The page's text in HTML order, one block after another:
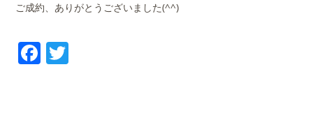
ご成約、ありがとうございました(^^)
Facebook